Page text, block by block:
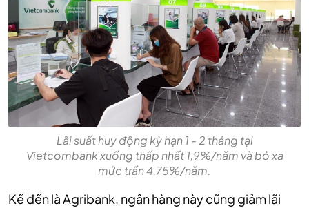
Lãi suất huy động kỳ hạn 1 - 2 tháng tại
Vietcombank xuống thấp nhất 1,9%/năm và bỏ xa
mức trần 4,75%/năm.
Kế đến là Agribank, ngân hàng này cũng giảm lãi